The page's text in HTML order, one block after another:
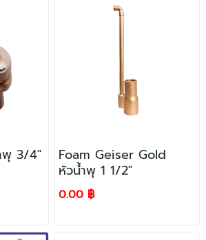
Nozzles
Drain
Water
Garden
Pipes &
LDPE Pipes &
Fittings
พุ 3/4"
Foam Geiser Gold
หัวน้ำพุ 1 1/2"
0.00 ฿